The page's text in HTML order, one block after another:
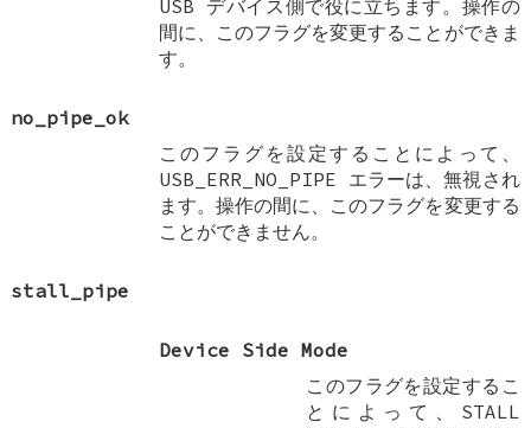
USB デバイス側で役に立ちます。操作の
間に、このフラグを変更することができま
す。
no_pipe_ok
このフラグを設定することによって、
USB_ERR_NO_PIPE エラーは、無視され
ます。操作の間に、このフラグを変更する
ことができません。
stall_pipe
Device Side Mode
このフラグを設定するこ
とによって、STALL